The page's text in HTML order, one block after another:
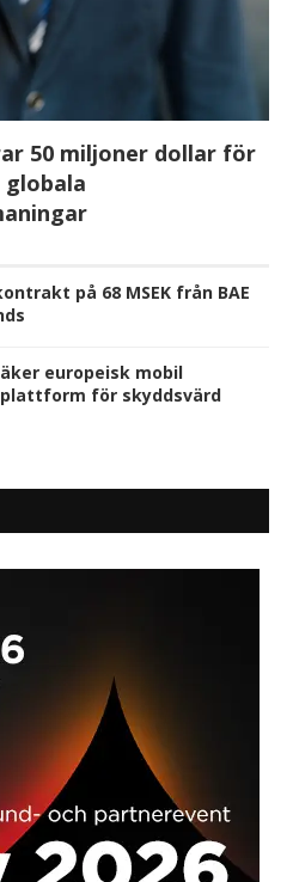
50 miljoner dollar för
på 68 MSEK från BAE
europeisk mobil
för skyddsvärd